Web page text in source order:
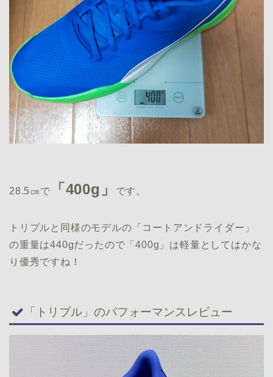
28.5㎝で 「400g」 です。
トリプルと同様のモデルの「コートアンドライダー」
の重量は440gだったので「400g」は軽量としてはかな
り優秀ですね！
「トリプル」のパフォーマンスレビュー